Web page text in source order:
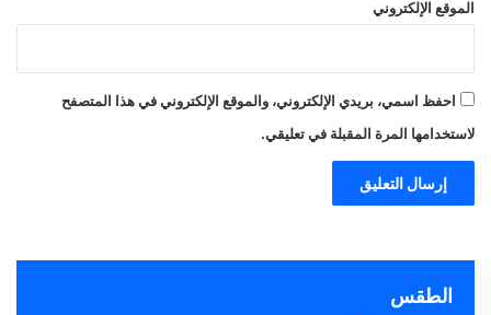
الموقع الإلكتروني
احفظ اسمي، بريدي الإلكتروني، والموقع الإلكتروني في هذا المتصفح
لاستخدامها المرة المقبلة في تعليقي.
الطقس